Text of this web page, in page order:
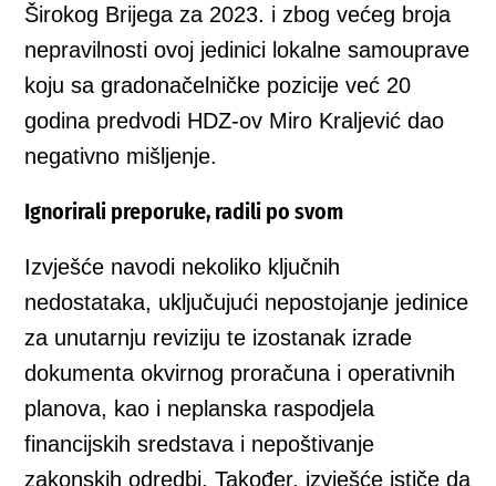
Širokog Brijega za 2023. i zbog većeg broja
nepravilnosti ovoj jedinici lokalne samouprave
koju sa gradonačelničke pozicije već 20
godina predvodi HDZ-ov Miro Kraljević dao
negativno mišljenje.
Ignorirali preporuke, radili po svom
Izvješće navodi nekoliko ključnih
nedostataka, uključujući nepostojanje jedinice
za unutarnju reviziju te izostanak izrade
dokumenta okvirnog proračuna i operativnih
planova, kao i neplanska raspodjela
financijskih sredstava i nepoštivanje
zakonskih odredbi. Također, izvješće ističe da